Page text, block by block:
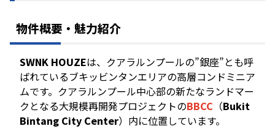
物件概要・魅力紹介
SWNK HOUZEは、クアラルンプールの”銀座”とも呼
ばれているブキッビンタンエリアの高層コンドミニア
ムです。クアラルンプール中心部の新たなランドマー
クとなる大規模再開発プロジェクトのBBCC （Bukit
Bintang City Center）内に位置しています。